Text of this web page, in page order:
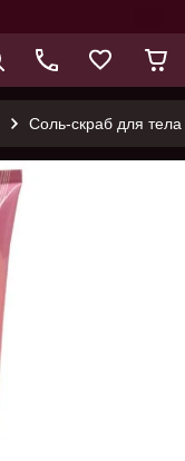
Соль-скраб для